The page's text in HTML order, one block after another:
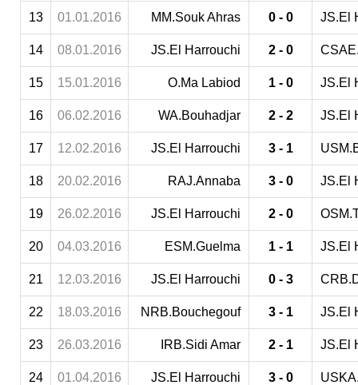
13 01.01.2016 MM.Souk Ahras 0 - 0 JS.El
14 08.01.2016 JS.El Harrouchi 2 - 0
15 15.01.2016 O.Ma Labiod 1 - 0 JS.El
16 06.02.2016 WA.Bouhadjar 2 - 2 JS.El
17 12.02.2016 JS.El Harrouchi 3 - 1
18 20.02.2016 RAJ.Annaba 3 - 0 JS.El
19 26.02.2016 JS.El Harrouchi 2 - 0
20 04.03.2016 ESM.Guelma 1 - 1 JS.El
21 12.03.2016 JS.El Harrouchi 0 - 3
22 18.03.2016 NRB.Bouchegouf 3 - 1 JS.El
23 26.03.2016 IRB.Sidi Amar 2 - 1 JS.El
24 01.04.2016 JS.El Harrouchi 3 - 0